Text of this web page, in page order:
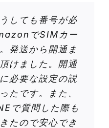
しても番号が必
でSIMカー
発送から開通ま
けました。 開通
必要な設定の説
たです。また、
で質問した際も
たので安心でき